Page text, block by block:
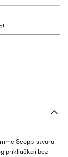
Scoppi stvara
priključka i bez